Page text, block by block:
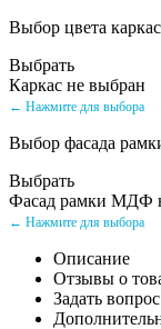
Выбор цвета
Выбрать
Каркас не выбран
← Нажмите для выбора
Выбор фасада
Выбрать
Фасад рамки МДФ
← Нажмите для выбора
Описание
Отзывы о
Задать вопрос